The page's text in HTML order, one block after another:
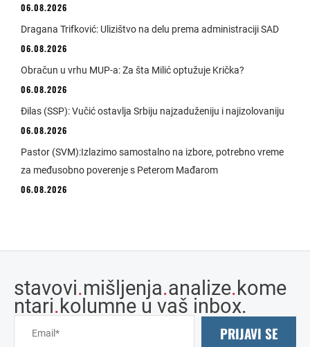
06.08.2026
Dragana Trifković: Ulizištvo na delu prema administraciji SAD
06.08.2026
Obračun u vrhu MUP-a: Za šta Milić optužuje Krička?
06.08.2026
Đilas (SSP): Vučić ostavlja Srbiju najzaduženiju i najizolovaniju
06.08.2026
Pastor (SVM):Izlazimo samostalno na izbore, potrebno vreme
za međusobno poverenje s Peterom Mađarom
06.08.2026
stavovi.mišljenja.analize.kome
ntari.kolumne u vaš inbox.
PRIJAVI SE